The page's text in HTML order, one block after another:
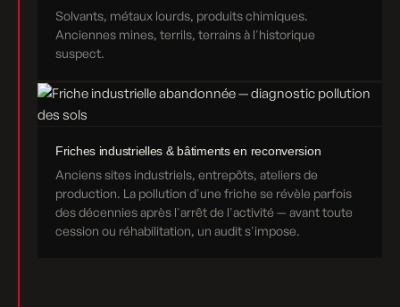
Solvants, métaux lourds, produits chimiques.
Anciennes mines, terrils, terrains à l'historique
suspect.
Friches industrielles & bâtiments en reconversion
Anciens sites industriels, entrepôts, ateliers de
production. La pollution d'une friche se révèle parfois
des décennies après l'arrêt de l'activité — avant toute
cession ou réhabilitation, un audit s'impose.